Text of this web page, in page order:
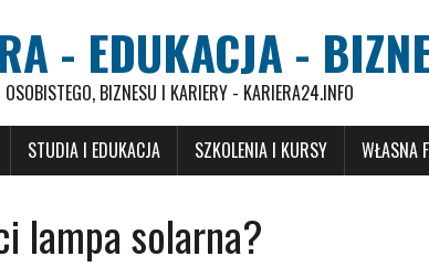
- EDUKACJA -
BIZNESU I KARIERY - KARIERA24.INFO
STUDIA I EDUKACJA SZKOLENIA I KURSY WŁASNA
lampa solarna?